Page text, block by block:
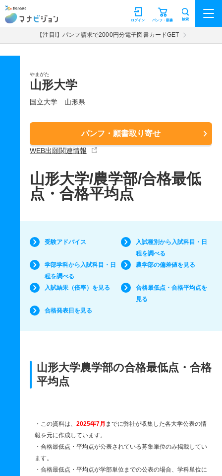
マナビジョン パンフ・願書
ログイン 検索
【注目!】パンフ請求で2000円分電子図書カードGET
やまがた
山形大学
国立大学 山形県
パンフ・願書取り寄せ
WEB出願関連情報
山形大学/農学部/合格最低
点・合格平均点
受験アドバイス
入試種別から入試科目・日
程を調べる
学部学科から入試科目・日
程を調べる
農学部の偏差値を見る
入試結果（倍率）を見る
合格最低点・合格平均点を
見る
合格発表日を見る
山形大学農学部の合格最低点・合格
平均点
・この資料は、 2025年7月 までに弊社が収集した各大学公表の情
報を元に作成しています。
・合格最低点・平均点が公表されている募集単位のみ掲載してい
ます。
・合格最低点・平均点が学部単位までの公表の場合、学科単位に